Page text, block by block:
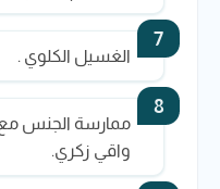
الغسيل الكلوي .
ممارسة الجنس
واقي زكري.